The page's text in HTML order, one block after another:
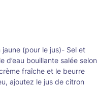
(pour le jus)- Sel et
bouillante salée selon
fraîche et le beurre
ajoutez le jus de citron